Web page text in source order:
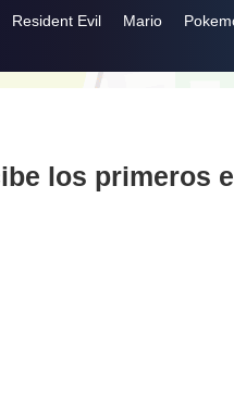
Resident Evil Mario
los primeros